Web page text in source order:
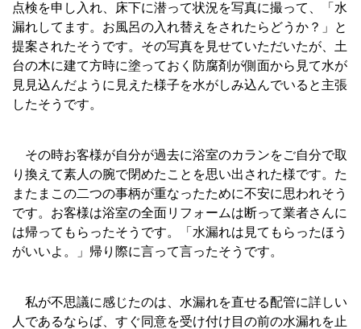
点検を申し入れ、床下に潜って状況を写真に撮って、「水
漏れしてます。お風呂の入れ替えをされたらどうか？」と
提案されたそうです。その写真を見せていただいたが、土
台の木に建て方時に塗っておく防腐剤が側面から見て水が
見見込んだように見えた様子を水がしみ込んでいると主張
したそうです。
その時お客様が自分が過去に浴室のカランをご自分で取
り換えて素人の腕で閉めたことを思い出された様です。た
またまこの二つの事柄が重なったために不安に思われそう
です。お客様は浴室の全面リフォームは断って業者さんに
は帰ってもらったそうです。「水漏れは見てもらったほう
がいいよ。」帰り際に言って言ったそうです。
私が不思議に感じたのは、水漏れを直せる配管に詳しい
人であるならば、すぐ同意を受け付け目の前の水漏れを止